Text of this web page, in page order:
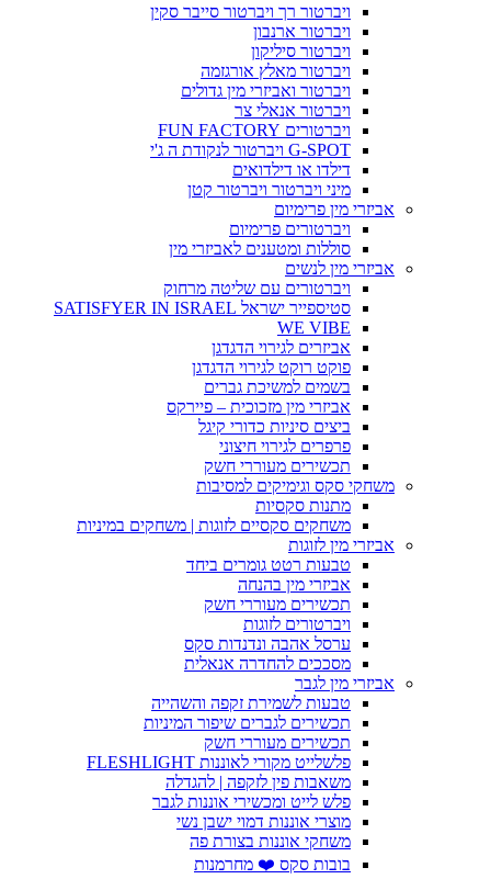
ויברטור רך ויברטור סייבר סקין
ויברטור ארנבון
ויברטור סיליקון
ויברטור מאלץ אורגזמה
ויברטור ואביזרי מין גדולים
ויברטור אנאלי צר
ויברטורים FUN FACTORY
G-SPOT ויברטור לנקודת ה ג'י
דילדו או דילדואים
מיני ויברטור ויברטור קטן
אביזרי מין פרימיום
ויברטורים פרימיום
סוללות ומטענים לאביזרי מין
אביזרי מין לנשים
ויברטורים עם שליטה מרחוק
סטיספייר ישראל SATISFYER IN ISRAEL
WE VIBE
אביזרים לגירוי הדגדגן
פוקט רוקט לגירוי הדגדגן
בשמים למשיכת גברים
אביזרי מין מזכוכית – פיירקס
ביצים סיניות כדורי קיגל
פרפרים לגירוי חיצוני
תכשירים מעוררי חשק
משחקי סקס וגימיקים למסיבות
מתנות סקסיות
משחקים סקסיים לזוגות | משחקים במיניות
אביזרי מין לזוגות
טבעות רטט גומרים ביחד
אביזרי מין בהנחה
תכשירים מעוררי חשק
ויברטורים לזוגות
ערסל אהבה ונדנדות סקס
מסככים להחדרה אנאלית
אביזרי מין לגבר
טבעות לשמירת זקפה והשהייה
תכשירים לגברים שיפור המיניות
תכשירים מעוררי חשק
פלשלייט מקורי לאוננות FLESHLIGHT
משאבות פין לזקפה | להגדלה
פלש לייט ומכשירי אוננות לגבר
מוצרי אוננות דמוי ישבן נשי
משחקי אוננות בצורת פה
בובות סקס ❤️ מחרמנות